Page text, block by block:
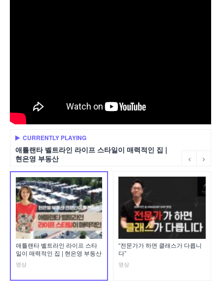
CURRENTLY PLAYING
애틀랜타 벨트라인 라이프 스타일이 매력적인 집 |
현은영 부동산
애틀랜타 벨트라인 라이프 스타
일이 매력적인 집 | 현은영 부동산
영상
“전문가가 하면 클래스가 다릅니
다”
영상